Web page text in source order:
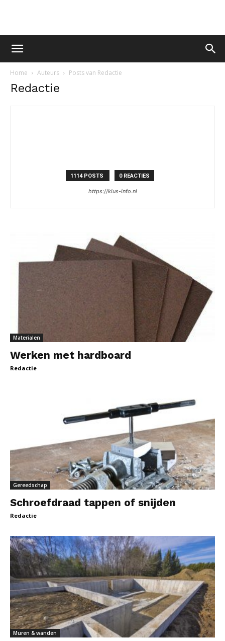
Home Auteurs Posts van Redactie
Redactie
1114 POSTS 0 REACTIES
https://klus-info.nl
Materialen
Werken met hardboard
Redactie
Gereedschap
Schroefdraad tappen of snijden
Redactie
Muren & wanden